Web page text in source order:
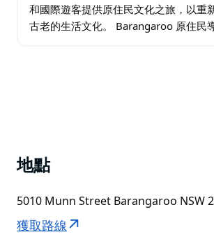
和國際遊客提供原住民文化之旅，以重
古老的生活文化。 Barangaroo 原住民
地點
5010 Munn Street Barangaroo NSW
獲取路線